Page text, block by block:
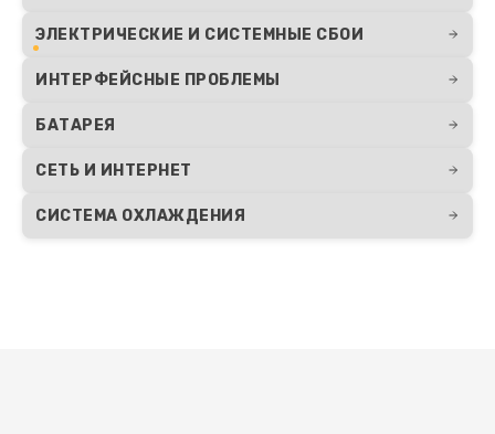
ЭЛЕКТРИЧЕСКИЕ И СИСТЕМНЫЕ СБОИ
ИНТЕРФЕЙСНЫЕ ПРОБЛЕМЫ
БАТАРЕЯ
СЕТЬ И ИНТЕРНЕТ
СИСТЕМА ОХЛАЖДЕНИЯ